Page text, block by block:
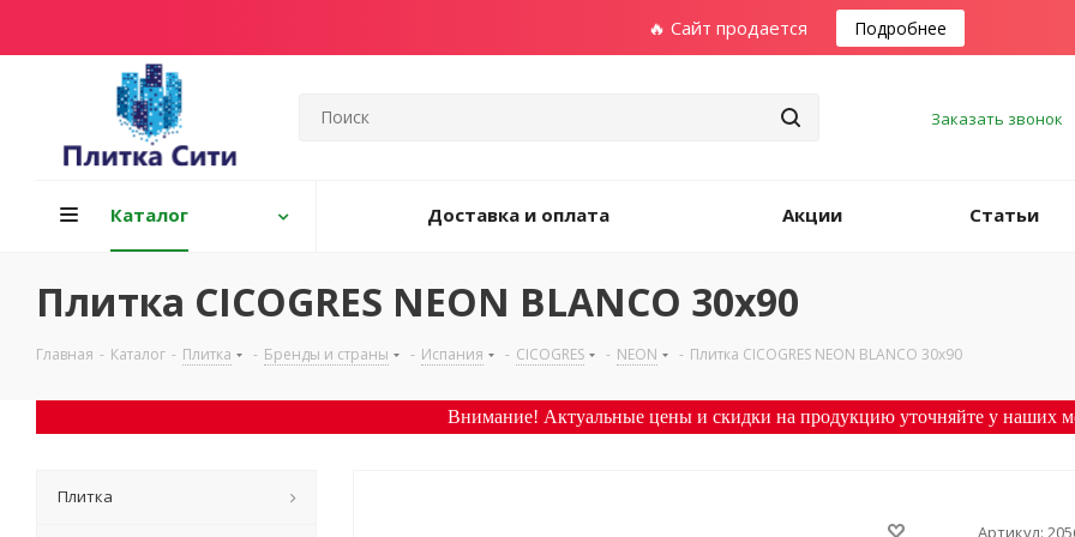
🔥 Сайт продается Подробнее
Заказать звонок
Каталог Доставка и оплата Акции Статьи
Плитка CICOGRES NEON BLANCO 30х90
Главная - Каталог - Плитка - Бренды и страны - Испания - CICOGRES - NEON - Плитка CICOGRES NEON BLANCO 30х90
Внимание! Актуальные цены и скидки на продукцию уточняйте у наших
Артикул:
Плитка